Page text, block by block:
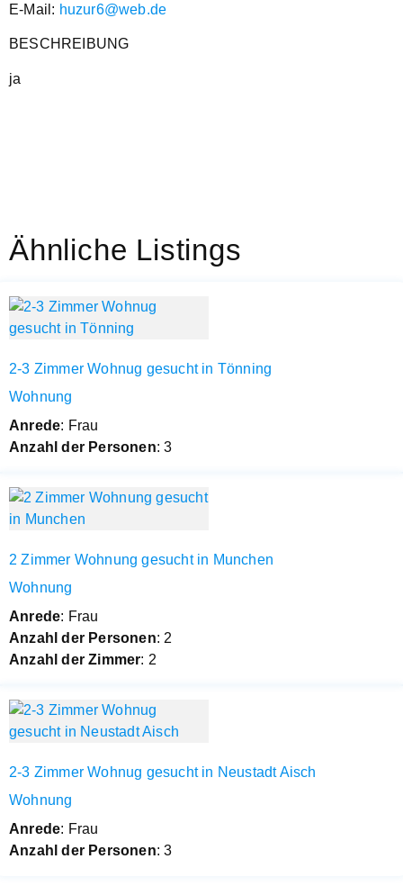
E-Mail: huzur6@web.de
BESCHREIBUNG
ja
Ähnliche Listings
2-3 Zimmer Wohnug gesucht in Tönning
Wohnung
Anrede: Frau
Anzahl der Personen: 3
2 Zimmer Wohnung gesucht in Munchen
Wohnung
Anrede: Frau
Anzahl der Personen: 2
Anzahl der Zimmer: 2
2-3 Zimmer Wohnug gesucht in Neustadt Aisch
Wohnung
Anrede: Frau
Anzahl der Personen: 3